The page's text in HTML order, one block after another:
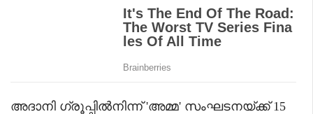
അദാനി ഗ്രൂപ്പിൽനിന്ന് 'അമ്മ' സംഘടനയ്ക്ക് 15